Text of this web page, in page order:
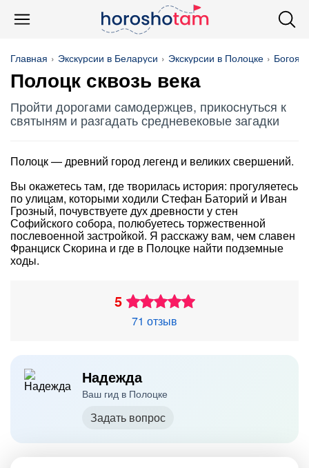
Главная Экскурсии в Беларуси Экскурсии в Полоцке
Полоцк сквозь века
Пройти дорогами самодержцев, прикоснуться к
святыням и разгадать средневековые загадки
Полоцк — древний город легенд и великих свершений.
Вы окажетесь там, где творилась история: прогуляетесь
по улицам, которыми ходили Стефан Баторий и Иван
Грозный, почувствуете дух древности у стен
Софийского собора, полюбуетесь торжественной
послевоенной застройкой. Я расскажу вам, чем славен
Франциск Скорина и где в Полоцке найти подземные
ходы.
5
71 отзыв
Надежда
Ваш гид в Полоцке
Задать вопрос